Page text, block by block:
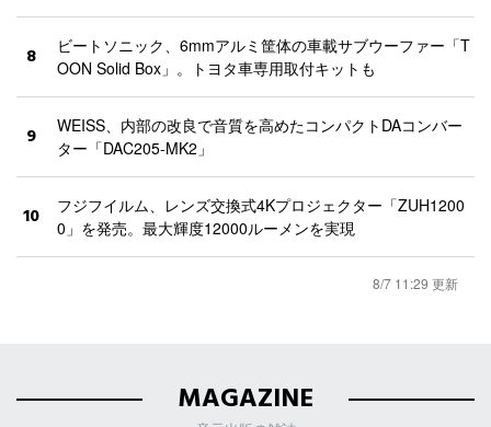
8
ビートソニック、6mmアルミ筐体の車載サブウーファー「T
OON Solid Box」。トヨタ車専用取付キットも
9
WEISS、内部の改良で音質を高めたコンパクトDAコンバー
ター「DAC205-MK2」
10
フジフイルム、レンズ交換式4Kプロジェクター「ZUH1200
0」を発売。最大輝度12000ルーメンを実現
8/7 11:29 更新
MAGAZINE